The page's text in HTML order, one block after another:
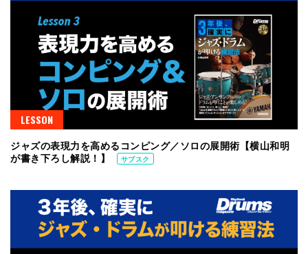
LESSON
ジャズの表現力を高めるコンピング／ソロの展開術【横山和明
が書き下ろし解説！】
サブスク